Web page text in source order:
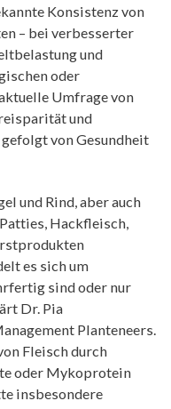
Konsistenz von
– bei verbesserter
und
oder
Umfrage von
und
von Gesundheit
und Rind, aber auch
Hackfleisch,
es sich um
sind oder nur
Dr. Pia
Planteneers.
Fleisch durch
oder Mykoprotein
insbesondere